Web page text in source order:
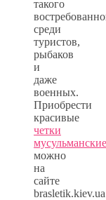
такого
среди
туристов,
рыбаков
и
даже
военных.
Приобрести
красивые
четки
мусульманские
можно
на
сайте